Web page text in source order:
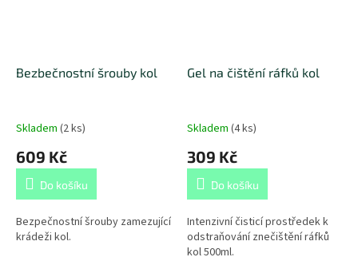
Bezbečnostní šrouby kol
Skladem (2 ks)
609 Kč
Do košíku
Bezpečnostní šrouby zamezující
krádeži kol.
Gel na čištění ráfků kol
Skladem (4 ks)
309 Kč
Do košíku
Intenzivní čisticí prostředek k
odstraňování znečištění ráfků
kol 500ml.